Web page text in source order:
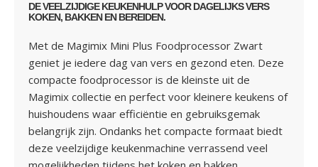
DE VEELZIJDIGE KEUKENHULP VOOR DAGELIJKS VERS
KOKEN, BAKKEN EN BEREIDEN.
Met de Magimix Mini Plus Foodprocessor Zwart
geniet je iedere dag van vers en gezond eten. Deze
compacte foodprocessor is de kleinste uit de
Magimix collectie en perfect voor kleinere keukens of
huishoudens waar efficiëntie en gebruiksgemak
belangrijk zijn. Ondanks het compacte formaat biedt
deze veelzijdige keukenmachine verrassend veel